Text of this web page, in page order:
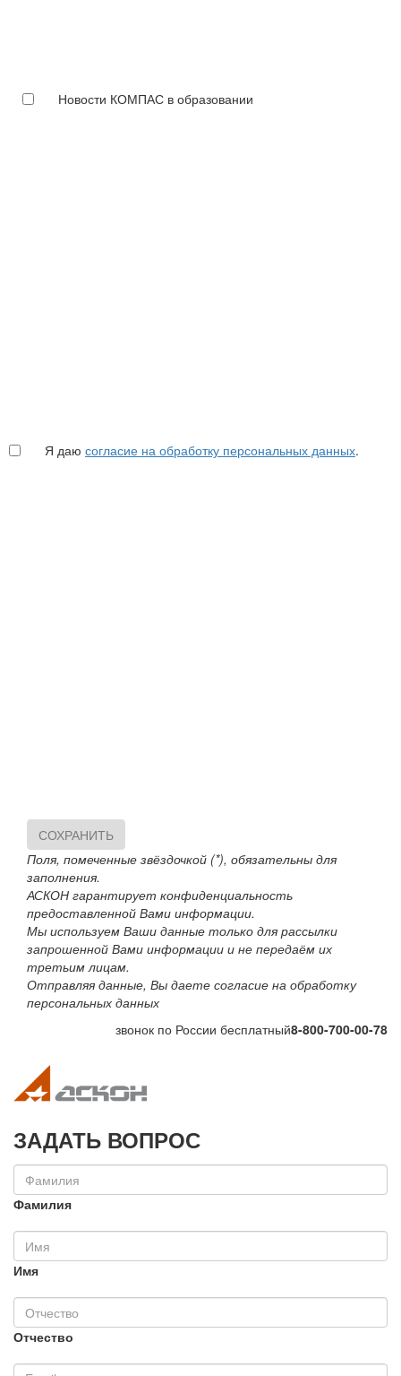
Новости КОМПАС в образовании
Я даю согласие на обработку персональных данных.
СОХРАНИТЬ
Поля, помеченные звёздочкой (*), обязательны для
заполнения.
АСКОН гарантирует конфиденциальность
предоставленной Вами информации.
Мы используем Ваши данные только для рассылки
запрошенной Вами информации и не передаём их
третьим лицам.
Отправляя данные, Вы даете согласие на обработку
персональных данных
звонок по России бесплатный8-800-700-00-78
ЗАДАТЬ ВОПРОС
Фамилия
Имя
Отчество